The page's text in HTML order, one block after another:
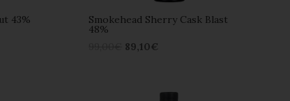
43%
Smokehead Sherry Cask Blast
48%
89,10€